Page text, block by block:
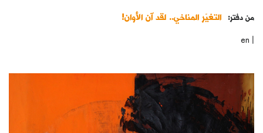
من دفتر: التغيّر المناخي.. لقد آن الأوان!
|
en